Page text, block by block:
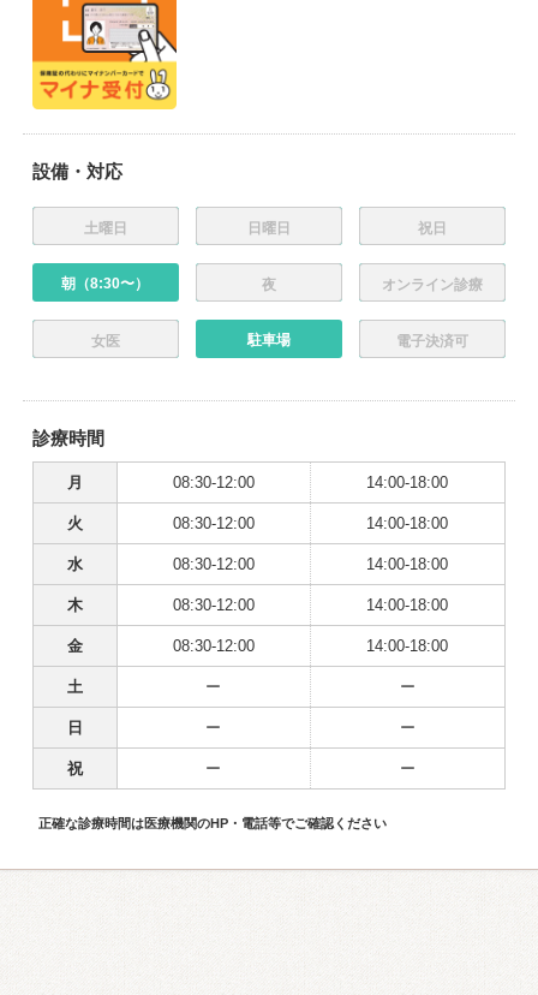
設備・対応
土曜日 日曜日 祝日
朝（8:30〜） 夜 オンライン診療
女医 駐車場 電子決済可
診療時間
月 08:30-12:00 14:00-18:00
火 08:30-12:00 14:00-18:00
水 08:30-12:00 14:00-18:00
木 08:30-12:00 14:00-18:00
金 08:30-12:00 14:00-18:00
土 ー ー
日 ー ー
祝 ー ー
正確な診療時間は医療機関のHP・電話等でご確認ください